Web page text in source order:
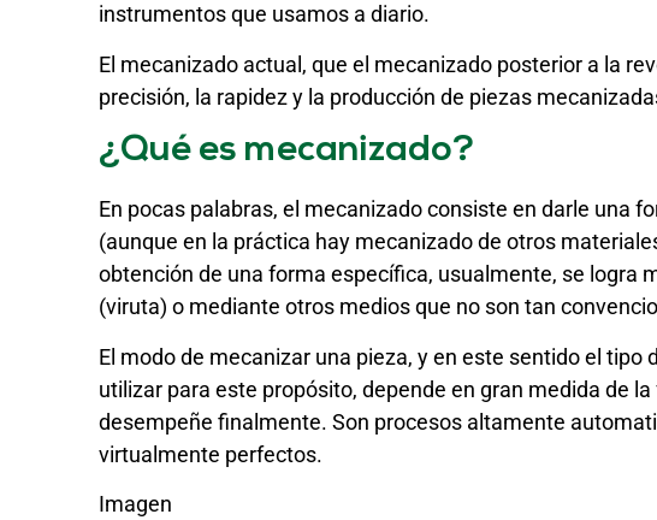
instrumentos que usamos a diario.
El mecanizado actual, que el mecanizado posterior a la
precisión, la rapidez y la producción de piezas
¿Qué es mecanizado?
En pocas palabras, el mecanizado consiste en darle una
(aunque en la práctica hay mecanizado de otros
obtención de una forma específica, usualmente, se logra
(viruta) o mediante otros medios que no son tan
El modo de mecanizar una pieza, y en este sentido el tipo
utilizar para este propósito, depende en gran medida de
desempeñe finalmente. Son procesos altamente
virtualmente perfectos.
Imagen